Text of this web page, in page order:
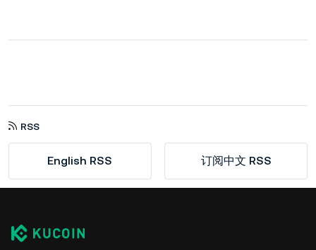
RSS
English RSS 订阅中文 RSS